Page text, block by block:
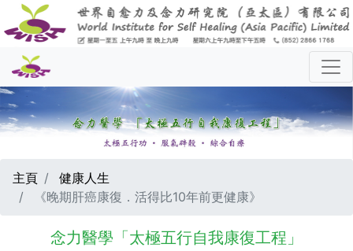
主頁
健康人生
《晚期肝癌康復．活得比10年前更健康》
念力醫學「太極五行自我康復工程」